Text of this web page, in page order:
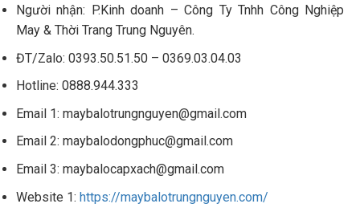
Người nhận: P.Kinh doanh – Công Ty Tnhh Công Nghiệp
May & Thời Trang Trung Nguyên.
ĐT/Zalo: 0393.50.51.50 – 0369.03.04.03
Hotline: 0888.944.333
Email 1: maybalotrungnguyen@gmail.com
Email 2: maybalodongphuc@gmail.com
Email 3: maybalocapxach@gmail.com
Website 1: https://maybalotrungnguyen.com/